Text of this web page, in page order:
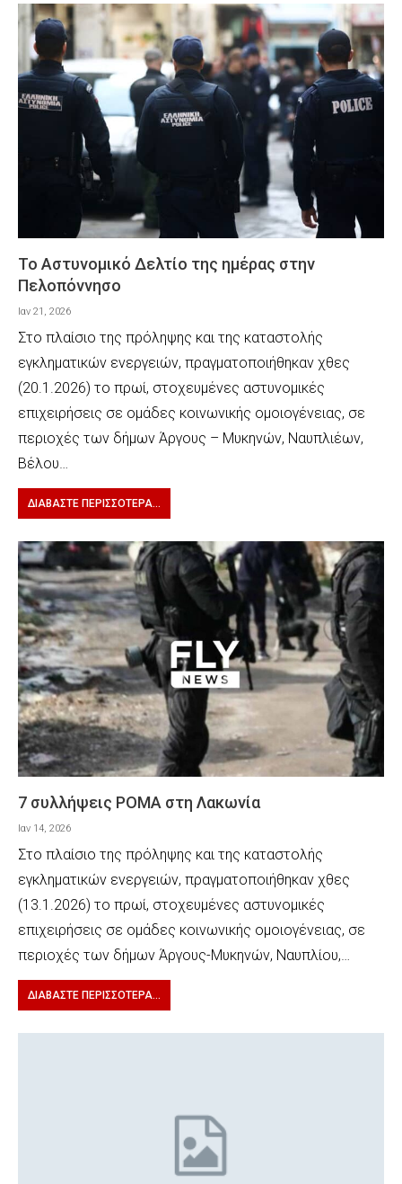
Το Αστυνομικό Δελτίο της ημέρας στην
Πελοπόννησο
Ιαν 21, 2026
Στο πλαίσιο της πρόληψης και της καταστολής
εγκληματικών ενεργειών, πραγματοποιήθηκαν χθες
(20.1.2026) το πρωί, στοχευμένες αστυνομικές
επιχειρήσεις σε ομάδες κοινωνικής ομοιογένειας, σε
περιοχές των δήμων Άργους – Μυκηνών, Ναυπλιέων,
Βέλου…
ΔΙΑΒΆΣΤΕ ΠΕΡΙΣΣΌΤΕΡΑ...
7 συλλήψεις ΡΟΜΑ στη Λακωνία
Ιαν 14, 2026
Στο πλαίσιο της πρόληψης και της καταστολής
εγκληματικών ενεργειών, πραγματοποιήθηκαν χθες
(13.1.2026) το πρωί, στοχευμένες αστυνομικές
επιχειρήσεις σε ομάδες κοινωνικής ομοιογένειας, σε
περιοχές των δήμων Άργους-Μυκηνών, Ναυπλίου,…
ΔΙΑΒΆΣΤΕ ΠΕΡΙΣΣΌΤΕΡΑ...